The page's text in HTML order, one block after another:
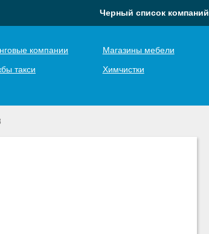
Черный список компаний
компании Магазины мебели
такси Химчистки